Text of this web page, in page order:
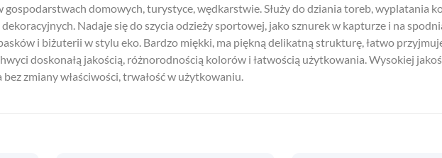
gospodarstwach domowych, turystyce, wędkarstwie. Służy do dziania toreb, wyplatania
Nadaje się do szycia odzieży sportowej, jako sznurek w kapturze i na
i biżuterii w stylu eko. Bardzo miękki, ma piękną delikatną strukturę, łatwo
doskonałą jakością, różnorodnością kolorów i łatwością użytkowania. Wysokiej
bez zmiany właściwości, trwałość w użytkowaniu.